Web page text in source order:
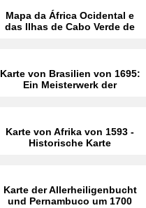
Mapa da África Ocidental e
das Ilhas de Cabo Verde de
Karte von Brasilien von 1695:
Ein Meisterwerk der
Karte von Afrika von 1593 -
Historische Karte
Karte der Allerheiligenbucht
und Pernambuco um 1700